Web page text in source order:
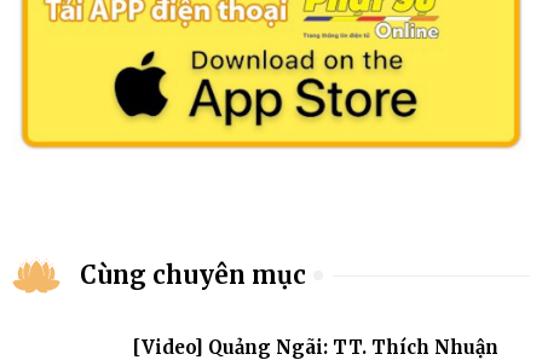
Cùng chuyên mục
[Video] Quảng Ngãi: TT. Thích Nhuận